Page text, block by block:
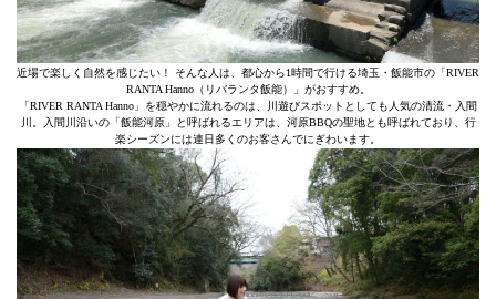
近場で楽しく自然を感じたい！ そんな人は、都心から1時間で行ける埼玉・飯能市の「RIVER
RANTA Hanno（リバランタ飯能）」がおすすめ。
「RIVER RANTA Hanno」を穏やかに流れるのは、川遊びスポットとしても人気の清流・入間
川。入間川沿いの「飯能河原」と呼ばれるエリアは、河原BBQの聖地とも呼ばれており、行
楽シーズンには連日多くのお客さんでにぎわいます。